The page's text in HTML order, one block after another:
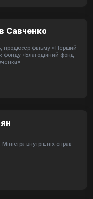
Савченко
продюсер фільму «Перший
фонду «Благодійний фонд
внутрішніх справ